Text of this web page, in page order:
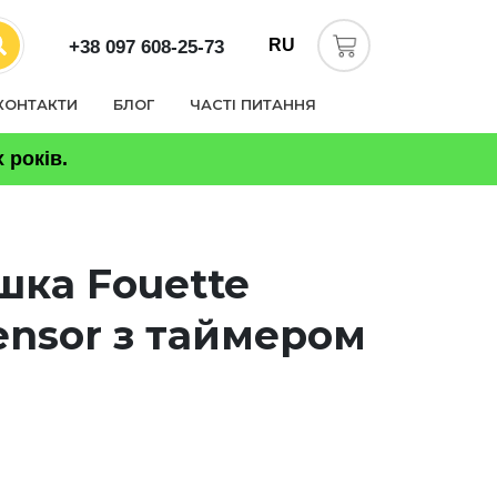
+38 097 608-25-73 RU
БЛОГ ЧАСТІ ПИТАННЯ
років.
Fouette
з таймером